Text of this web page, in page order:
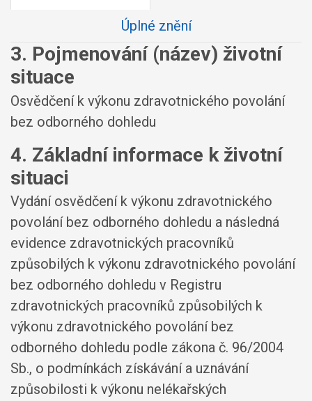
Úplné znění
3. Pojmenování (název) životní
situace
Osvědčení k výkonu zdravotnického povolání
bez odborného dohledu
4. Základní informace k životní
situaci
Vydání osvědčení k výkonu zdravotnického
povolání bez odborného dohledu a následná
evidence zdravotnických pracovníků
způsobilých k výkonu zdravotnického povolání
bez odborného dohledu v Registru
zdravotnických pracovníků způsobilých k
výkonu zdravotnického povolání bez
odborného dohledu podle zákona č. 96/2004
Sb., o podmínkách získávání a uznávání
způsobilosti k výkonu nelékařských